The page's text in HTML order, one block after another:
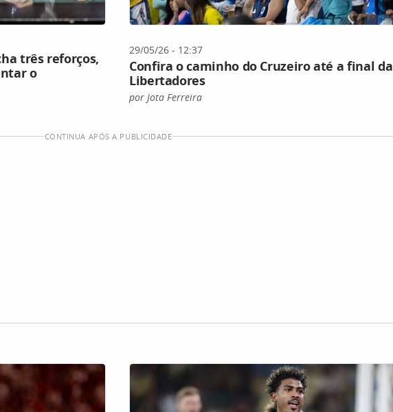
três reforços,
o
29/05/26 - 12:37
Confira o caminho do Cruzeiro até a final da
Libertadores
por Jota Ferreira
CONTINUA APÓS A PUBLICIDADE